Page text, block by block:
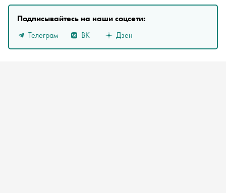
Подписывайтесь на наши соцсети:
Телеграм
ВК Дзен